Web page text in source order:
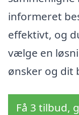
informeret
effektivt, og
vælge en
ønsker og dit
Få 3 tilbud,